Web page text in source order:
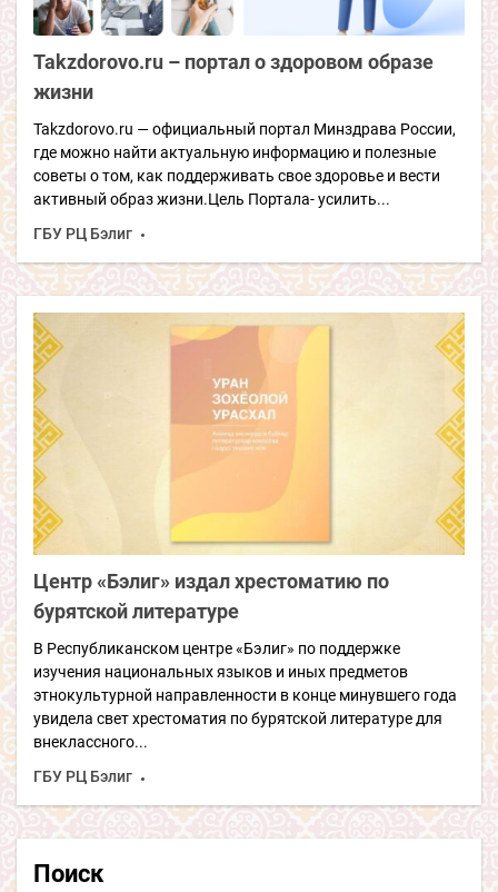
Takzdorovo.ru – портал о здоровом образе
жизни
Takzdorovo.ru — официальный портал Минздрава России,
где можно найти актуальную информацию и полезные
советы о том, как поддерживать свое здоровье и вести
активный образ жизни.Цель Портала- усилить...
ГБУ РЦ Бэлиг
Центр «Бэлиг» издал хрестоматию по
бурятской литературе
В Республиканском центре «Бэлиг» по поддержке
изучения национальных языков и иных предметов
этнокультурной направленности в конце минувшего года
увидела свет хрестоматия по бурятской литературе для
внеклассного...
ГБУ РЦ Бэлиг
Поиск